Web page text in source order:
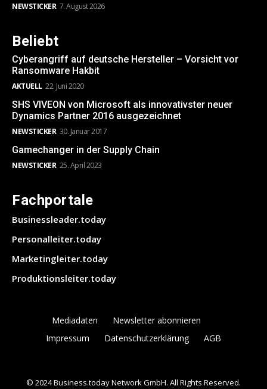
NEWSTICKER 7. August 2026
Beliebt
Cyberangriff auf deutsche Hersteller – Vorsicht vor
Ransomware Hakbit
AKTUELL 22. Juni 2020
SHS VIVEON von Microsoft als innovativster neuer
Dynamics Partner 2016 ausgezeichnet
NEWSTICKER 30. Januar 2017
Gamechanger in der Supply Chain
NEWSTICKER 25. April 2023
Fachportale
Businessleader.today
Personalleiter.today
Marketingleiter.today
Produktionsleiter.today
Mediadaten
Newsletter abonnieren
Impressum
Datenschutzerklärung AGB
© 2024 Business.today Network GmbH. All Rights Reserved.